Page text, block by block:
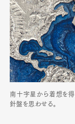
南十字星から着想を得
針盤を思わせる。